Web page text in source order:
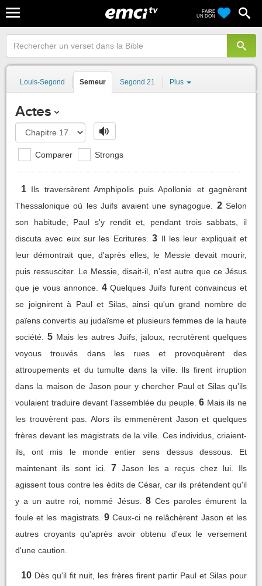
FAIRE
UN DON
Louis-Segond Semeur Segond 21 Plus
Actes
Comparer Strongs
1 Ils traversèrent Amphipolis puis Apollonie et gagnèrent
Thessalonique où les Juifs avaient une synagogue.
2 Selon
son habitude, Paul s'y rendit et, pendant trois sabbats, il
discuta avec eux sur les Ecritures.
3 Il les leur expliquait et
leur démontrait que, d'après elles, le Messie devait mourir,
puis ressusciter. Le Messie, disait-il, n'est autre que ce Jésus
que je vous annonce.
4 Quelques Juifs furent convaincus et
se joignirent à Paul et Silas, ainsi qu'un grand nombre de
païens convertis au judaïsme et plusieurs femmes de la haute
société.
5 Mais les autres Juifs, jaloux, recrutèrent quelques
voyous trouvés dans les rues et provoquèrent des
attroupements et du tumulte dans la ville. Ils firent irruption
dans la maison de Jason pour y chercher Paul et Silas qu'ils
voulaient traduire devant l'assemblée du peuple. 6 Mais ils ne
les trouvèrent pas. Alors ils emmenèrent Jason et quelques
frères devant les magistrats de la ville. Ces individus, criaient-
ils, ont mis le monde entier sens dessus dessous. Et
maintenant ils sont ici.
7 Jason les a reçus chez lui. Ils
agissent tous contre les édits de César, car ils prétendent qu'il
y a un autre roi, nommé Jésus.
8 Ces paroles émurent la
foule et les magistrats. 9 Ceux-ci ne relâchèrent Jason et les
autres croyants qu'après avoir obtenu d'eux le versement
d'une caution.
10 Dès qu'il fit nuit, les frères firent partir Paul et Silas pour